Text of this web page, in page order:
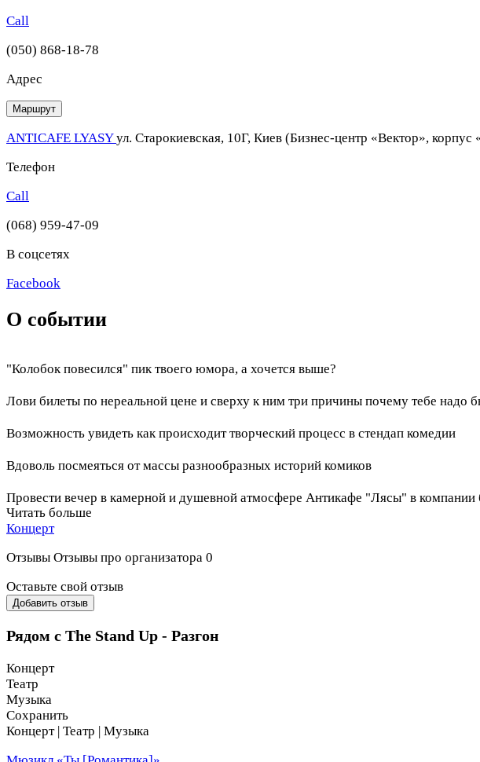
Call
(050) 868-18-78
Адрес
Маршрут
ANTICAFE LYASYул. Старокиевская, 10Г, Киев (Бизнес-центр «Вектор», корпус
Телефон
Call
(068) 959-47-09
В соцсетях
Facebook
О событии
"Колобок повесился" пик твоего юмора, а хочется выше?
Лови билеты по нереальной цене и сверху к ним три причины почему тебе надо
Возможность увидеть как происходит творческий процесс в стендап комедии
Вдоволь посмеяться от массы разнообразных историй комиков
Провести вечер в камерной и душевной атмосфере Антикафе "Лясы" в
⠀
Строго 18+
Читать больше
Концерт
Отзывы Отзывы про организатора 0
Оставьте свой отзыв
Добавить отзыв
Рядом с The Stand Up - Разгон
Концерт
Театр
Музыка
Сохранить
Концерт | Театр | Музыка